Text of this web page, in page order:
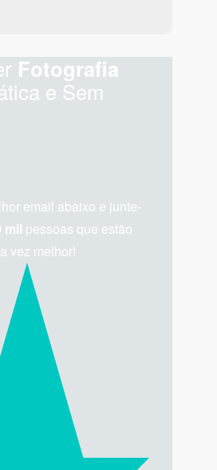
Fotografia
e Sem
email abaixo e junte-
mil pessoas que estão
vez melhor!